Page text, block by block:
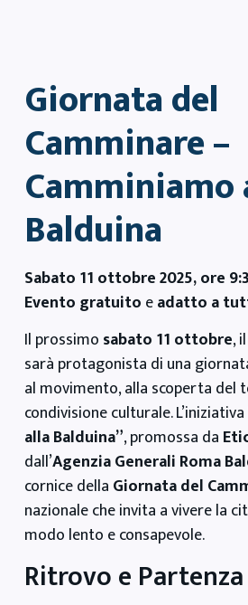
Giornata del
Camminare –
Camminiamo
Balduina
Sabato 11 ottobre 2025, ore
Evento gratuito eadatto a
Il prossimo sabato 11 ottobre,
sarà protagonista di una
al movimento, alla scoperta del
condivisione culturale. L’iniziativa
alla Balduina”, promossa da
dall’Agenzia Generali Roma
cornice della Giornata del
nazionale che invita a vivere la
modo lento e consapevole.
Ritrovo e Partenza